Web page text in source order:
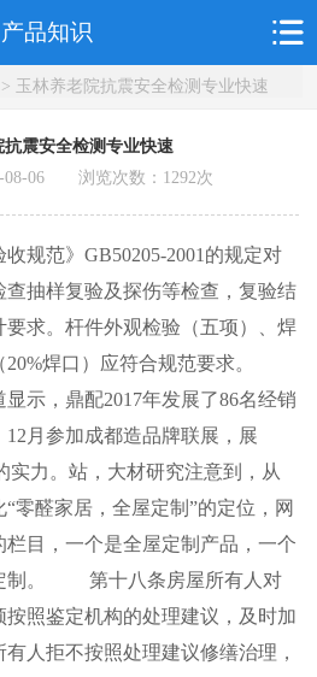
产品知识
> 玉林养老院抗震安全检测专业快速
抗震安全检测专业快速
08-06 浏览次数： 1292次
规范》GB50205-2001的规定对
查抽样复验及探伤等检查，复验结
求。杆件外观检验（五项）、焊
20%焊口）应符合规范要求。
示，鼎配2017年发展了86名经销
月参加成都造品牌联展，展
实力。站，大材研究注意到，从
零醛家居，全屋定制”的定位，网
目，一个是全屋定制产品，一个
制。 第十八条房屋所有人对
照鉴定机构的处理建议，及时加
人拒不按照处理建议修缮治理，